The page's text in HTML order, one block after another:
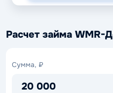
Расчет займа WMR-
Сумма, ₽
20 000
Сумма,